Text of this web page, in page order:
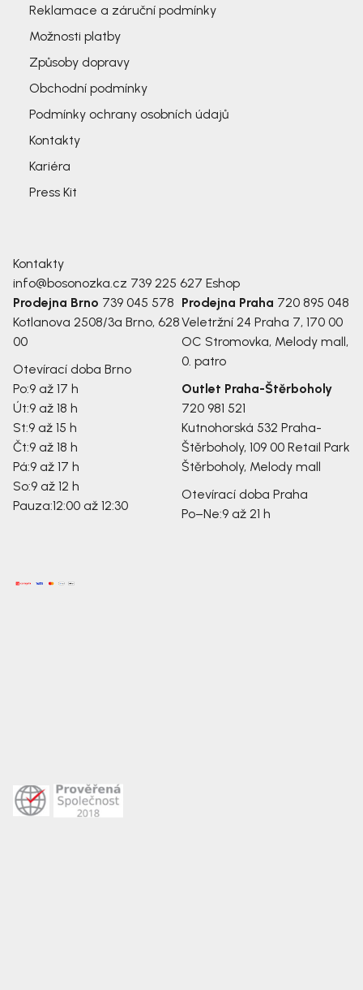
Reklamace a záruční podmínky
Možnosti platby
Způsoby dopravy
Obchodní podmínky
Podmínky ochrany osobních údajů
Kontakty
Kariéra
Press Kit
Kontakty
info@bosonozka.cz 739 225 627 Eshop
Prodejna Brno 739 045 578
Kotlanova 2508/3a Brno, 628
00
Otevírací doba Brno
Po:9 až 17 h
Út:9 až 18 h
St:9 až 15 h
Čt:9 až 18 h
Pá:9 až 17 h
So:9 až 12 h
Pauza:12:00 až 12:30
Prodejna Praha 720 895 048
Veletržní 24 Praha 7, 170 00
OC Stromovka, Melody mall,
0. patro
Outlet Praha-Štěrboholy
720 981 521
Kutnohorská 532 Praha-
Štěrboholy, 109 00 Retail Park
Štěrboholy, Melody mall
Otevírací doba Praha
Po–Ne:9 až 21 h